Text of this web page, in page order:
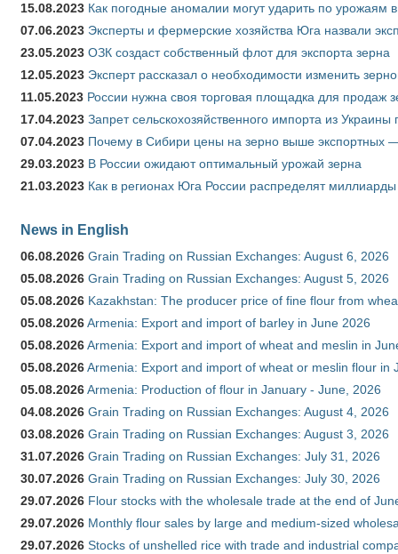
15.08.2023 Как погодные аномалии могут ударить по урожаям
07.06.2023 Эксперты и фермерские хозяйства Юга назвали
23.05.2023 ОЗК создаст собственный флот для экспорта зерна
12.05.2023 Эксперт рассказал о необходимости изменить
11.05.2023 России нужна своя торговая площадка для продаж
17.04.2023 Запрет сельскохозяйственного импорта из
07.04.2023 Почему в Сибири цены на зерно выше экспортных
29.03.2023 В России ожидают оптимальный урожай зерна
21.03.2023 Как в регионах Юга России распределят
News in English
06.08.2026 Grain Trading on Russian Exchanges: August 6, 2026
05.08.2026 Grain Trading on Russian Exchanges: August 5, 2026
05.08.2026 Kazakhstan: The producer price of fine flour from
05.08.2026Armenia: Export and import of barley in June 2026
05.08.2026Armenia: Export and import of wheat and meslin in
05.08.2026Armenia: Export and import of wheat or meslin flour in
05.08.2026Armenia: Production of flour in January - June, 2026
04.08.2026 Grain Trading on Russian Exchanges: August 4, 2026
03.08.2026 Grain Trading on Russian Exchanges: August 3, 2026
31.07.2026 Grain Trading on Russian Exchanges: July 31, 2026
30.07.2026 Grain Trading on Russian Exchanges: July 30, 2026
29.07.2026 Flour stocks with the wholesale trade at the end of
29.07.2026 Monthly flour sales by large and medium-sized
29.07.2026 Stocks of unshelled rice with trade and industrial